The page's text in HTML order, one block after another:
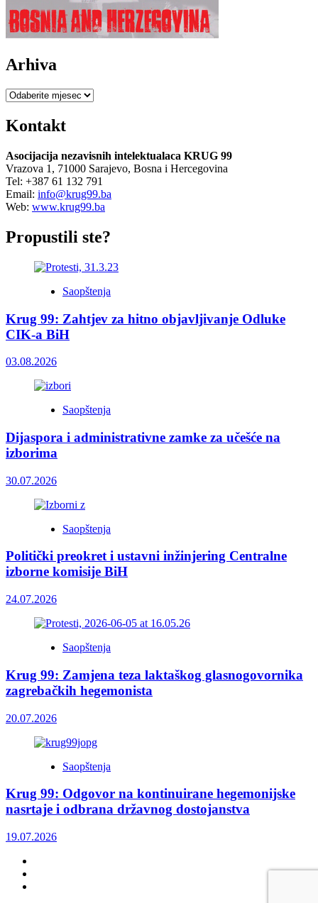
Arhiva
Arhiva
Kontakt
Asocijacija nezavisnih intelektualaca KRUG 99
Vrazova 1, 71000 Sarajevo, Bosna i Hercegovina
Tel: +387 61 132 791
Email: info@krug99.ba
Web: www.krug99.ba
Propustili ste?
Saopštenja
Krug 99: Zahtjev za hitno objavljivanje Odluke
CIK-a BiH
03.08.2026
Saopštenja
Dijaspora i administrativne zamke za učešće na
izborima
30.07.2026
Saopštenja
Politički preokret i ustavni inžinjering Centralne
izborne komisije BiH
24.07.2026
Saopštenja
Krug 99: Zamjena teza laktaškog glasnogovornika
zagrebačkih hegemonista
20.07.2026
Saopštenja
Krug 99: Odgovor na kontinuirane hegemonijske
nasrtaje i odbrana državnog dostojanstva
19.07.2026